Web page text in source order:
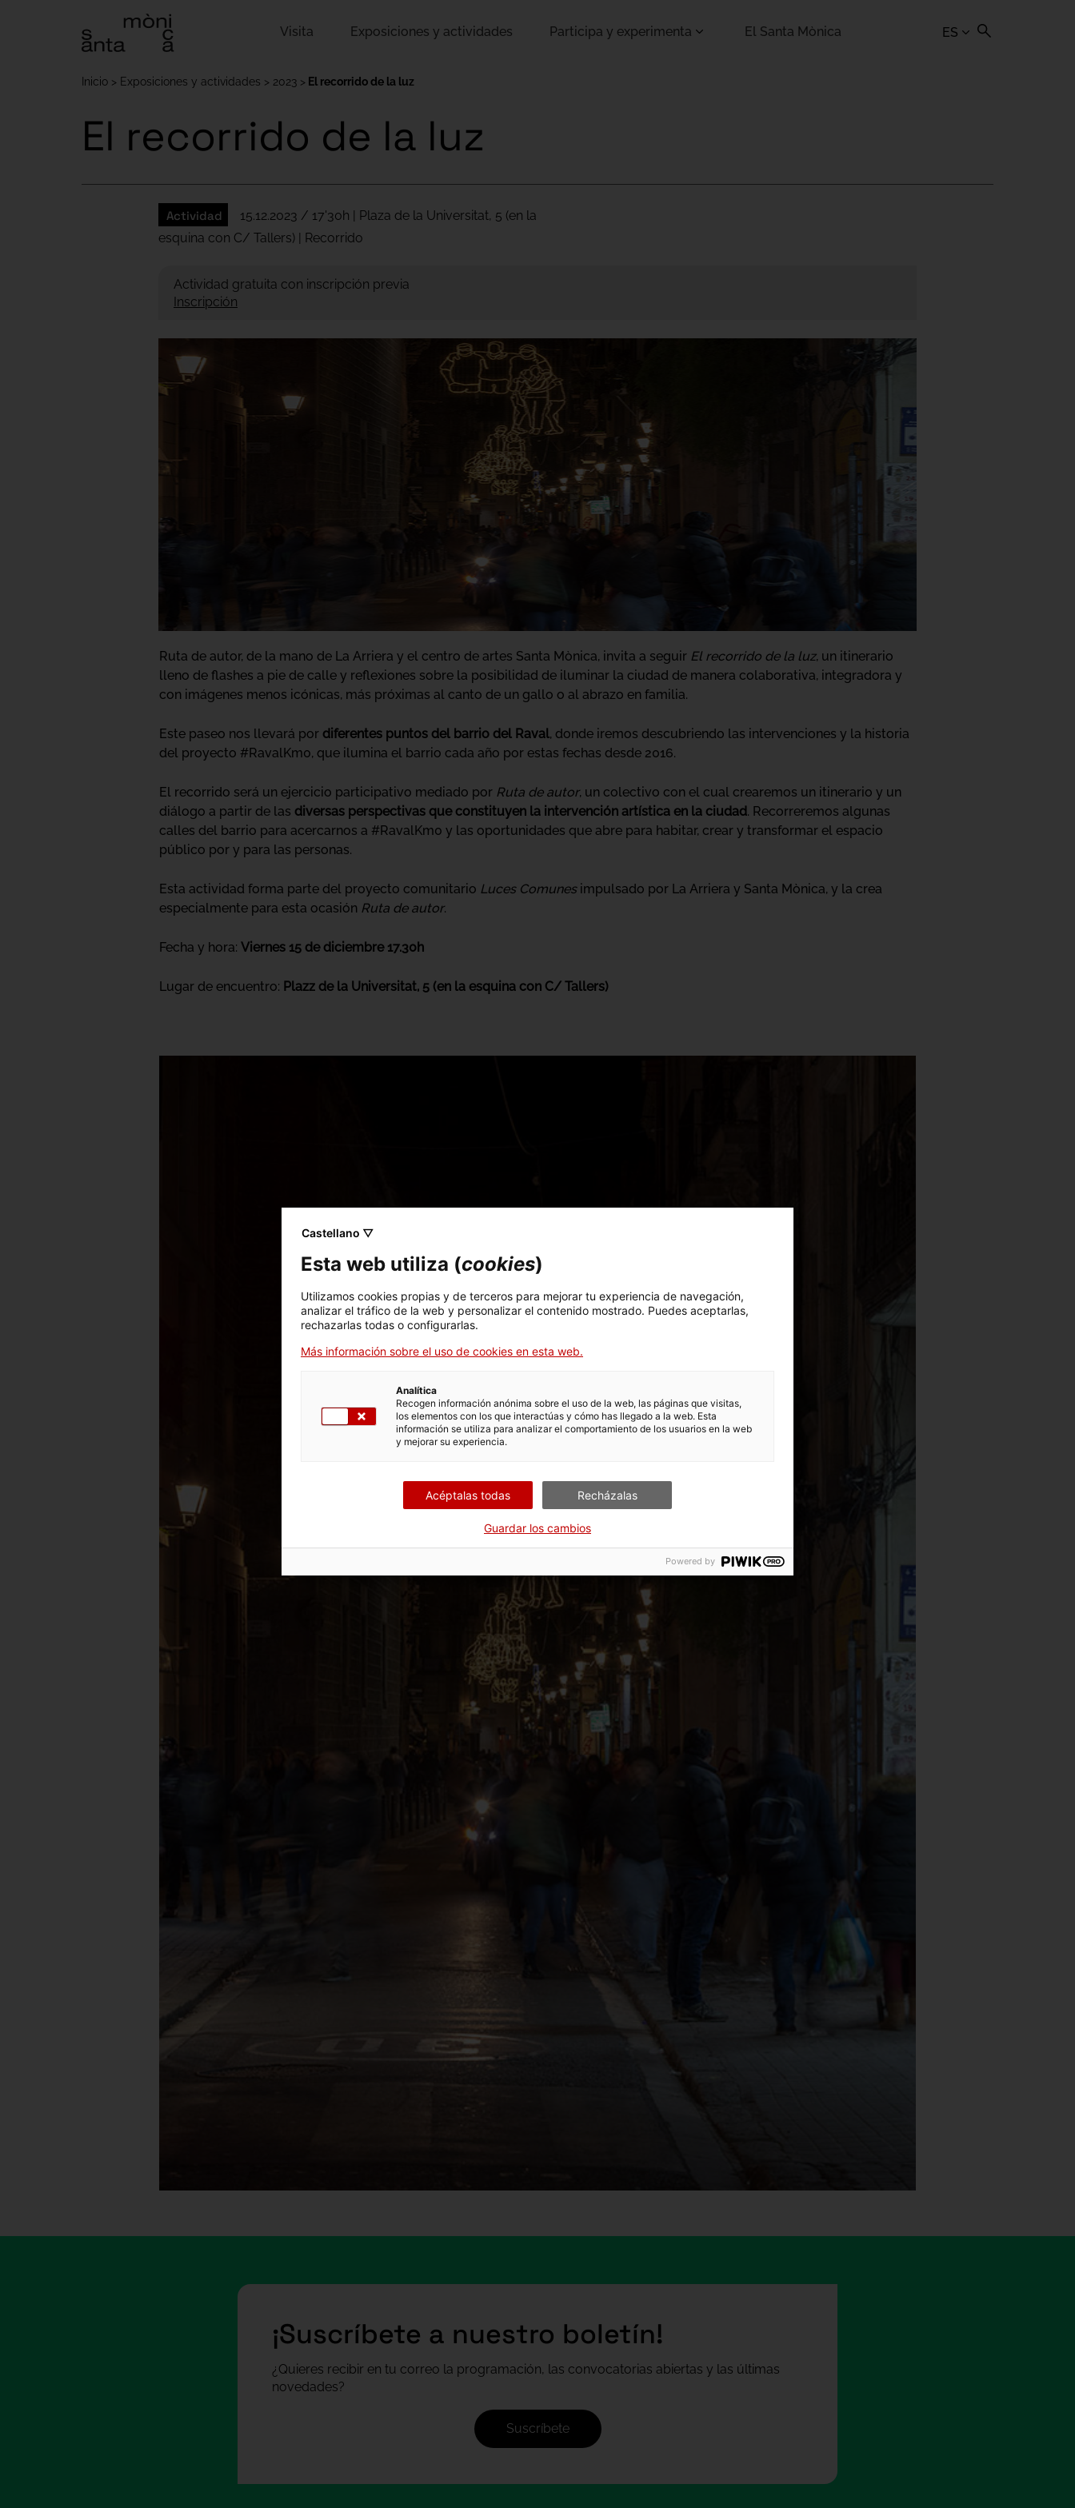
ES
Visita Exposiciones y actividades Participa y experimenta El Santa Mònica
Inicio Exposiciones y actividades 2023 El recorrido de la luz
El recorrido de la luz
Actividad
15.12.2023 / 17'30h | Plaza de la Universitat, 5 (en la
esquina con C/ Tallers) | Recorrido
Actividad gratuita con inscripción previa
Inscripción
Ruta de autor, de la mano de La Arriera y el centro de artes Santa Mònica, invita a seguir El recorrido de la luz, un itinerario
lleno de flashes a pie de calle y reflexiones sobre la posibilidad de iluminar la ciudad de manera colaborativa, integradora y
con imágenes menos icónicas, más próximas al canto de un gallo o al abrazo en familia.
Este paseo nos llevará por diferentes puntos del barrio del Raval, donde iremos descubriendo las intervenciones y la historia
del proyecto #RavalKm0, que ilumina el barrio cada año por estas fechas desde 2016.
El recorrido será un ejercicio participativo mediado por Ruta de autor, un colectivo con el cual crearemos un itinerario y un
diálogo a partir de las diversas perspectivas que constituyen la intervención artística en la ciudad. Recorreremos algunas
calles del barrio para acercarnos a #RavalKm0 y las oportunidades que abre para habitar, crear y transformar el espacio
público por y para las personas.
Esta actividad forma parte del proyecto comunitario Luces Comunesimpulsado por La Arriera y Santa Mònica, y la crea
especialmente para esta ocasión Ruta de autor.
Fecha y hora: Viernes 15 de diciembre 17.30h
Lugar de encuentro: Plazz de la Universitat, 5 (en la esquina con C/ Tallers)
¡Suscríbete a nuestro boletín!
¿Quieres recibir en tu correo la programación, las convocatorias abiertas y las últimas
novedades?
Suscríbete
Castellano ▽
Esta web utiliza (cookies)
Utilizamos cookies propias y de terceros para mejorar tu experiencia de navegación,
analizar el tráfico de la web y personalizar el contenido mostrado. Puedes aceptarlas,
rechazarlas todas o configurarlas.
Más información sobre el uso de cookies en esta web.
Analítica
Recogen información anónima sobre el uso de la web, las páginas que visitas,
los elementos con los que interactúas y cómo has llegado a la web. Esta
información se utiliza para analizar el comportamiento de los usuarios en la web
y mejorar su experiencia.
Acéptalas todas Recházalas
Guardar los cambios
Powered by